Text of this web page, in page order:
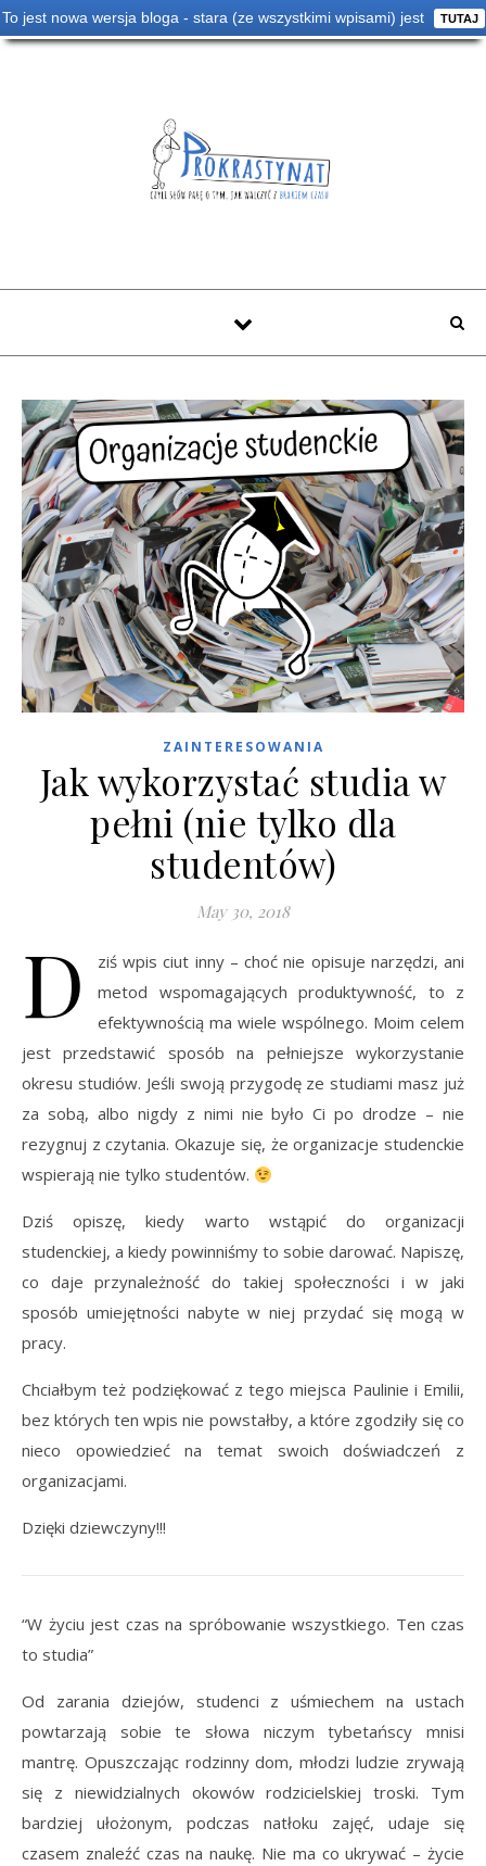
To jest nowa wersja bloga - stara (ze wszystkimi wpisami) jest TUTAJ
ZAINTERESOWANIA
Jak wykorzystać studia w
pełni (nie tylko dla
studentów)
May 30, 2018
D
ziś wpis ciut inny – choć nie opisuje narzędzi, ani
metod wspomagających produktywność, to z
efektywnością ma wiele wspólnego. Moim celem
jest przedstawić sposób na pełniejsze wykorzystanie
okresu studiów. Jeśli swoją przygodę ze studiami masz już
za sobą, albo nigdy z nimi nie było Ci po drodze – nie
rezygnuj z czytania. Okazuje się, że organizacje studenckie
wspierają nie tylko studentów.
Dziś opiszę, kiedy warto wstąpić do organizacji
studenckiej, a kiedy powinniśmy to sobie darować. Napiszę,
co daje przynależność do takiej społeczności i w jaki
sposób umiejętności nabyte w niej przydać się mogą w
pracy.
Chciałbym też podziękować z tego miejsca Paulinie i Emilii,
bez których ten wpis nie powstałby, a które zgodziły się co
nieco opowiedzieć na temat swoich doświadczeń z
organizacjami.
Dzięki dziewczyny!!!
“W życiu jest czas na spróbowanie wszystkiego. Ten czas
to studia”
Od zarania dziejów, studenci z uśmiechem na ustach
powtarzają sobie te słowa niczym tybetańscy mnisi
mantrę. Opuszczając rodzinny dom, młodzi ludzie zrywają
się z niewidzialnych okowów rodzicielskiej troski. Tym
bardziej ułożonym, podczas natłoku zajęć, udaje się
czasem znaleźć czas na naukę. Nie ma co ukrywać – życie